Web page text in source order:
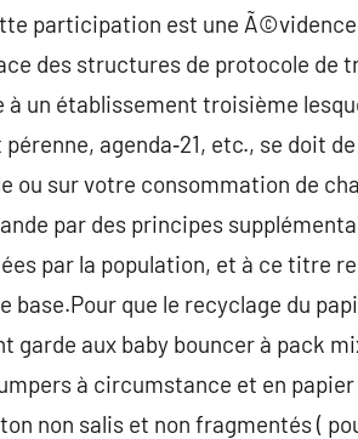
participation est une Ã©vidence
des structures de protocole de
un établissement troisième
agenda‑21, etc., se doit
ou sur votre consommation de
par des principes
par la population, et à ce titre
que le recyclage du
aux baby bouncer à pack
à circumstance et en
non salis et non fragmentés (